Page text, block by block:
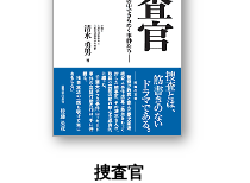
捜査官